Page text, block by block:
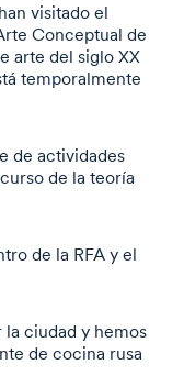
visitado el
Conceptual de
arte del siglo XX
temporalmente
de actividades
de la teoría
de la RFA y el
ciudad y hemos
de cocina rusa